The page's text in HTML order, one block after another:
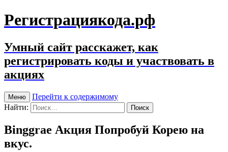
Регистрациякода.рф
Умный сайт расскажет, как
регистрировать коды и участвовать в
акциях
Меню
Перейти к содержимому
Найти:
Binggrae Акция Попробуй Корею на
вкус.